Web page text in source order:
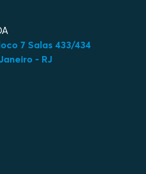
7 Salas 433/434
- RJ